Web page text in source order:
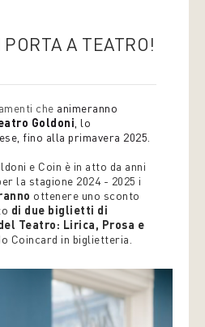
A TEATRO!
che animeranno
Goldoni , lo
fino alla primavera 2025.
e Coin è in atto da anni
la stagione 2024 - 2025 i
ottenere uno sconto
di due biglietti di
Teatro: Lirica, Prosa e
Coincard in biglietteria.